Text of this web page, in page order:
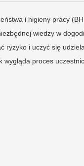
i higieny pracy
wiedzy w
ryzyko i uczyć się
wygląda proces